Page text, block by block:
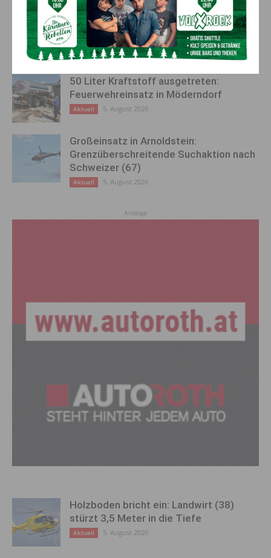
Kirchtag in St. Lorenzen
Aktuell 6. August 2026
50 Liter Kraftstoff ausgetreten:
Feuerwehreinsatz in Möderndorf
Aktuell 5. August 2026
Großeinsatz in Arnoldstein:
Grenzüberschreitende Suchaktion nach
Schweizer (67)
Aktuell 5. August 2026
Anzeige
Holzboden bricht ein: Landwirt (38)
stürzt 3,5 Meter in die Tiefe
Aktuell 5. August 2026